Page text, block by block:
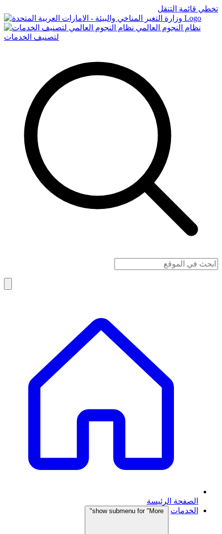
تخطي قائمة التنقل
Logo
نظام النجوم العالمي
لتصنيف الخدمات
الصفحة الرئيسة
الخدمات
show submenu for "More"